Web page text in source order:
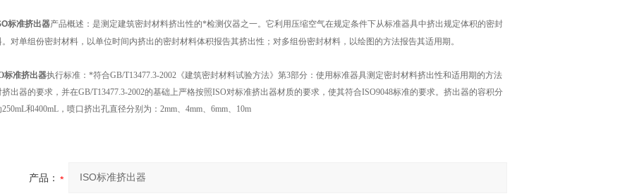
标准挤出器产品概述： 是测定建筑密封材料挤出性的*检测仪器之一。它利用压缩空气在规定条件下从标准器具中挤出规定体积的密封
。对单组份密封材料，以单位时间内挤出的密封材料体积报告其挤出性；对多组份密封材料，以绘图的方法报告其适用期。
标准挤出器执行标准：*符合GB/T13477.3-2002 《建筑密封材料试验方法》第3部分：使用标准器具测定密封材料挤出性和适用期的方法
出器的要求，并在GB/T13477.3-2002的基础上严格按照ISO对标准挤出器材质的要求，使其符合ISO9048标准的要求。挤出器的容积分
250mL和400mL，喷口挤出孔直径分别为：2mm、4mm、6mm、10m
产品：